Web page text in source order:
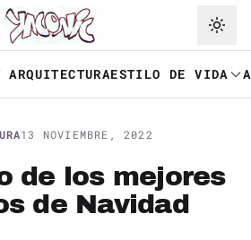
principal
ESTILO DE VIDA
13 NOVIEMBRE, 2022
de los mejores
de Navidad